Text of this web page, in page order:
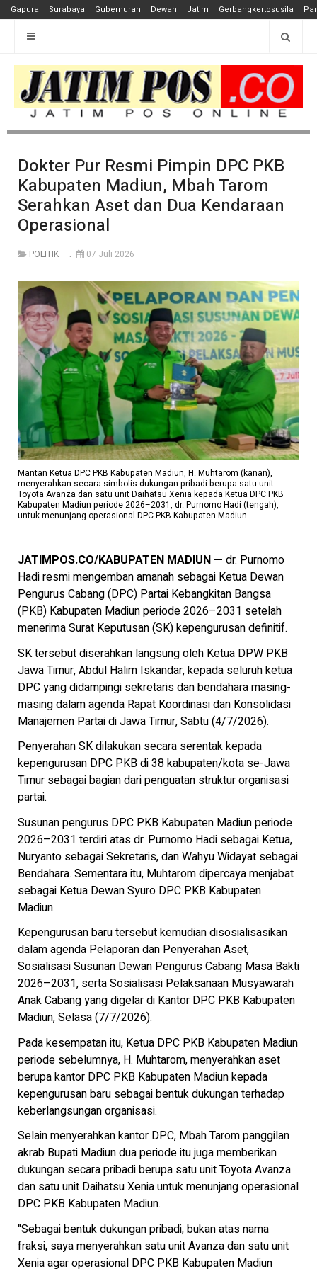
Gapura Surabaya Gubernuran Dewan Jatim Gerbangkertosusila
Dokter Pur Resmi Pimpin DPC PKB
Kabupaten Madiun, Mbah Tarom
Serahkan Aset dan Dua Kendaraan
Operasional
POLITIK 07 Juli 2026
Mantan Ketua DPC PKB Kabupaten Madiun, H. Muhtarom (kanan),
menyerahkan secara simbolis dukungan pribadi berupa satu unit
Toyota Avanza dan satu unit Daihatsu Xenia kepada Ketua DPC PKB
Kabupaten Madiun periode 2026–2031, dr. Purnomo Hadi (tengah),
untuk menunjang operasional DPC PKB Kabupaten Madiun.
JATIMPOS.CO/KABUPATEN MADIUN — dr. Purnomo
Hadi resmi mengemban amanah sebagai Ketua Dewan
Pengurus Cabang (DPC) Partai Kebangkitan Bangsa
(PKB) Kabupaten Madiun periode 2026–2031 setelah
menerima Surat Keputusan (SK) kepengurusan definitif.
SK tersebut diserahkan langsung oleh Ketua DPW PKB
Jawa Timur, Abdul Halim Iskandar, kepada seluruh ketua
DPC yang didampingi sekretaris dan bendahara masing-
masing dalam agenda Rapat Koordinasi dan Konsolidasi
Manajemen Partai di Jawa Timur, Sabtu (4/7/2026).
Penyerahan SK dilakukan secara serentak kepada
kepengurusan DPC PKB di 38 kabupaten/kota se-Jawa
Timur sebagai bagian dari penguatan struktur organisasi
partai.
Susunan pengurus DPC PKB Kabupaten Madiun periode
2026–2031 terdiri atas dr. Purnomo Hadi sebagai Ketua,
Nuryanto sebagai Sekretaris, dan Wahyu Widayat sebagai
Bendahara. Sementara itu, Muhtarom dipercaya menjabat
sebagai Ketua Dewan Syuro DPC PKB Kabupaten
Madiun.
Kepengurusan baru tersebut kemudian disosialisasikan
dalam agenda Pelaporan dan Penyerahan Aset,
Sosialisasi Susunan Dewan Pengurus Cabang Masa Bakti
2026–2031, serta Sosialisasi Pelaksanaan Musyawarah
Anak Cabang yang digelar di Kantor DPC PKB Kabupaten
Madiun, Selasa (7/7/2026).
Pada kesempatan itu, Ketua DPC PKB Kabupaten Madiun
periode sebelumnya, H. Muhtarom, menyerahkan aset
berupa kantor DPC PKB Kabupaten Madiun kepada
kepengurusan baru sebagai bentuk dukungan terhadap
keberlangsungan organisasi.
Selain menyerahkan kantor DPC, Mbah Tarom panggilan
akrab Bupati Madiun dua periode itu juga memberikan
dukungan secara pribadi berupa satu unit Toyota Avanza
dan satu unit Daihatsu Xenia untuk menunjang operasional
DPC PKB Kabupaten Madiun.
"Sebagai bentuk dukungan pribadi, bukan atas nama
fraksi, saya menyerahkan satu unit Avanza dan satu unit
Xenia agar operasional DPC PKB Kabupaten Madiun